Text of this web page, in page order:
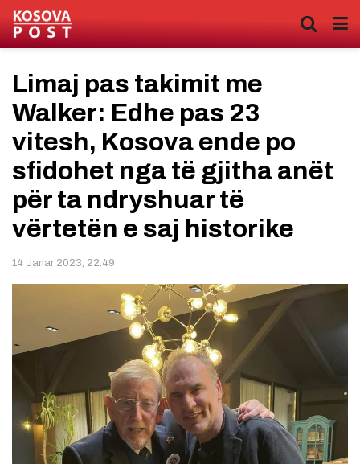
Limaj pas takimit me
Walker: Edhe pas 23
vitesh, Kosova ende po
sfidohet nga të gjitha anët
për ta ndryshuar të
vërtetën e saj historike
14 Janar 2023, 22:49